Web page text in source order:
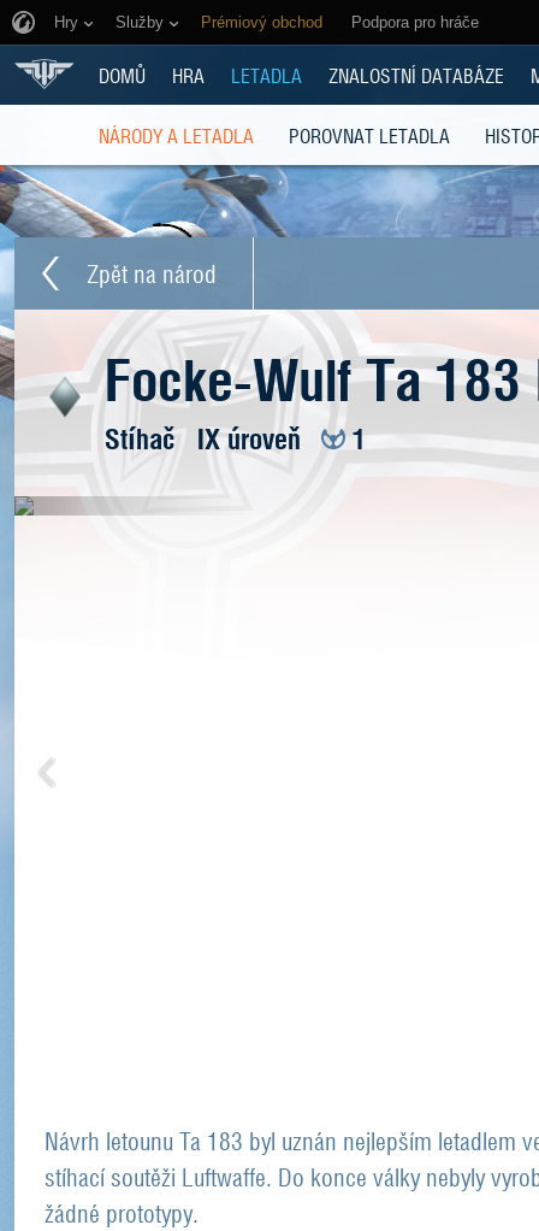
Hry Služby Prémiový obchod Podpora pro hráče
DOMŮ HRA LETADLA ZNALOSTNÍ DATABÁZE
NÁRODY A LETADLA POROVNAT LETADLA
Zpět na národ
Focke-Wulf Ta
Stíhač IX úroveň 1
Návrh letounu Ta 183 byl uznán nejlepším letadlem
stíhací soutěži Luftwaffe. Do konce války nebyly
žádné prototypy.